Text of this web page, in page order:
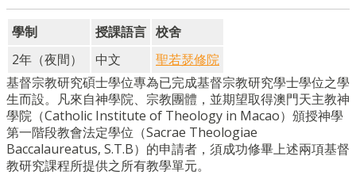
學制 授課語言 校舍
2年（夜間）
中文
聖若瑟修院
基督宗教研究碩士學位專為已完成基督宗教研究學士學位之學
生而設。凡來自神學院、宗教團體，並期望取得澳門天主教神
學院（Catholic Institute of Theology in Macao）頒授神學
第一階段教會法定學位（Sacrae Theologiae
Baccalaureatus, S.T.B）的申請者，須成功修畢上述兩項基督
教研究課程所提供之所有教學單元。